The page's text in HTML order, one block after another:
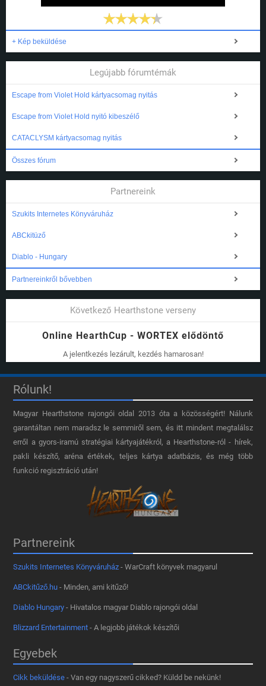
+ Kép beküldése
Legújabb fórumtémák
Escape from Violet Hold kártyacsomag nyitás
Escape from Violet Hold nyitó kibeszélő
CATACLYSM kártyacsomag nyitás
Összes fórum
Partnereink
Szukits Internetes Könyváruház
ABCkitüző
Diablo - Hungary
Partnereinkről bővebben
Következő Hearthstone verseny
Online HearthCup - WORTEX elődöntő
A jelentkezés lezárult, kezdés hamarosan!
Rólunk!
Magyar Hearthstone​ rajongói oldal 2013 óta a közösségért! Nálunk
garantáltan nem maradsz le semmiről sem, és itt mindent megtalálsz
erről a gyors-iramú stratégiai kártyajátékról, a Hearthstone-ról - hírek,
pakli készítő, aréna értékek, teljes kártya adatbázis, és még több
funkció regisztráció után!
Partnereink
Szukits Internetes Könyváruház - WarCraft könyvek magyarul
ABCkitűző.hu - Minden, ami kitűző!
Diablo Hungary - Hivatalos magyar Diablo rajongói oldal
Blizzard Entertainment - A legjobb játékok készítői
Egyebek
Cikk beküldése - Van egy nagyszerű cikked? Küldd be nekünk!